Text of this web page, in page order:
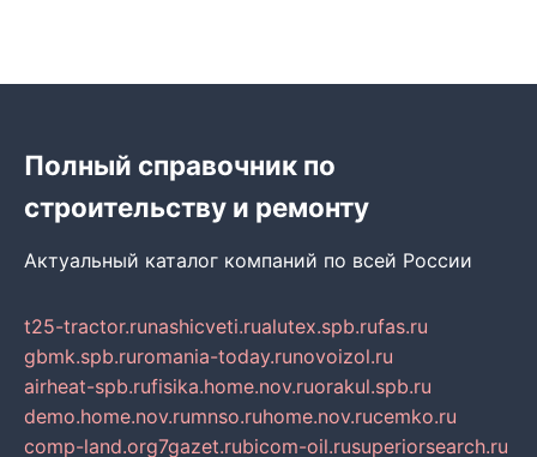
Полный справочник по
строительству и ремонту
Актуальный каталог компаний по всей России
t25-tractor.runashicveti.rualutex.spb.rufas.ru
gbmk.spb.ruromania-today.runovoizol.ru
airheat-spb.rufisika.home.nov.ruorakul.spb.ru
demo.home.nov.rumnso.ruhome.nov.rucemko.ru
comp-land.org7gazet.rubicom-oil.rusuperiorsearch.ru